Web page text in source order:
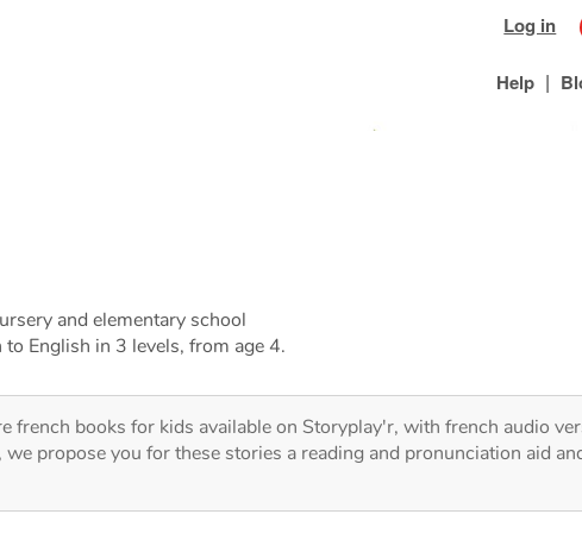
Log in
Help |
and elementary school
English in 3 levels, from age 4.
french books for kids available on Storyplay'r, with french audio
propose you for these stories a reading and pronunciation aid